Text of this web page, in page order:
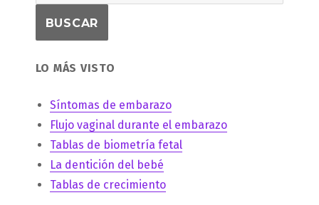
LO MÁS VISTO
Síntomas de embarazo
Flujo vaginal durante el embarazo
Tablas de biometría fetal
La dentición del bebé
Tablas de crecimiento